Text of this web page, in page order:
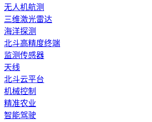
无人机航测
三维激光雷达
海洋探测
北斗高精度终端
监测传感器
天线
北斗云平台
机械控制
精准农业
智能驾驶